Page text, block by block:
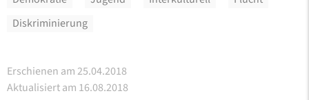
Diskriminierung
Erschienen am 25.04.2018
Aktualisiert am 16.08.2018